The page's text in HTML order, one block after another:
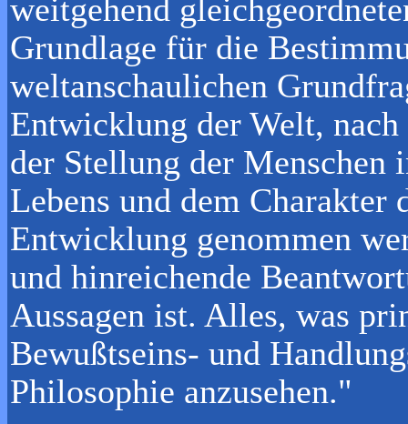
weitgehend
Grundlage für die
weltanschaulichen
Entwicklung der Welt, nach
der Stellung der Menschen
Lebens und dem Charakter
Entwicklung genommen
und hinreichende
Aussagen ist. Alles, was
Bewußtseins- und
Philosophie anzusehen."